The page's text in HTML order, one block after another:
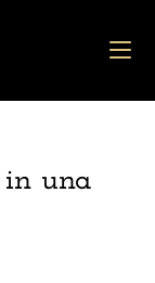
in una